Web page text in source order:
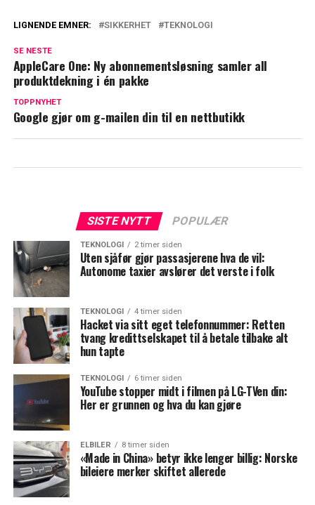
LIGNENDE EMNER: SIKKERHET TEKNOLOGI
SE NESTE
AppleCare One: Ny abonnementsløsning samler all
produktdekning i én pakke
TOPPNYHET
Google gjør om g-mailen din til en nettbutikk
SISTE NYTT POPULÆR
TEKNOLOGI 2 timer siden
Uten sjåfør gjør passasjerene hva de vil:
Autonome taxier avslører det verste i folk
TEKNOLOGI 4 timer siden
Hacket via sitt eget telefonnummer: Retten
tvang kredittselskapet til å betale tilbake alt
hun tapte
TEKNOLOGI 6 timer siden
YouTube stopper midt i filmen på LG-TVen din:
Her er grunnen og hva du kan gjøre
ELBILER 8 timer siden
«Made in China» betyr ikke lenger billig: Norske
bileiere merker skiftet allerede